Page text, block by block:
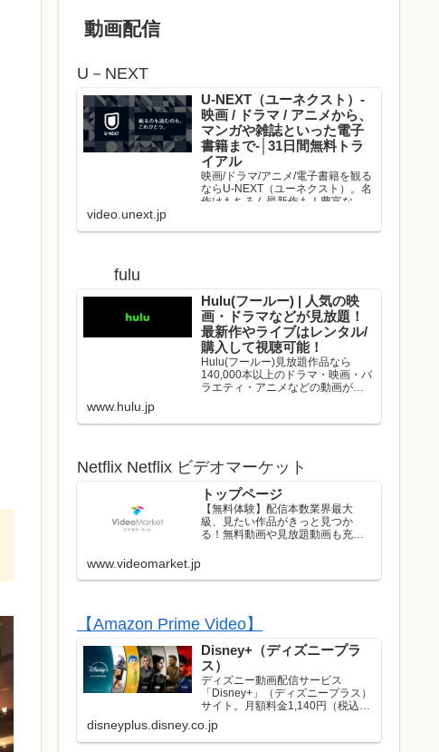
動画配信
U－NEXT
U-NEXT（ユーネクスト）-
映画 / ドラマ / アニメから、
マンガや雑誌といった電子
書籍まで-│31日間無料トラ
イアル
映画/ドラマ/アニメ/電子書籍を観る
ならU-NEXT（ユーネクスト）。名
作はもちろん最新作も！豊富な作
video.unext.jp
fulu
Hulu(フールー) | 人気の映
画・ドラマなどが見放題！
最新作やライブはレンタル/
購入して視聴可能！
Hulu(フールー)見放題作品なら
140,000本以上のドラマ・映画・バ
ラエティ・アニメなどの動画が、
ストのライブはレンタル/購入して
www.hulu.jp
Netflix Netflix ビデオマーケット
トップページ
【無料体験】配信本数業界最大
級、見たい作品がきっと見つか
る！無料動画や見放題動画も充実
www.videomarket.jp
【Amazon Prime Video】
Disney+（ディズニープラ
ス）
ディズニー動画配信サービス
「Disney+」（ディズニープラス）
サイト。月額料金1,140円（税込）
でディズニー、ピクサー、マーベ
ル、スター・ウォーズ、ナショナ
ルジオグラフィック、スターの映
disneyplus.disney.co.jp